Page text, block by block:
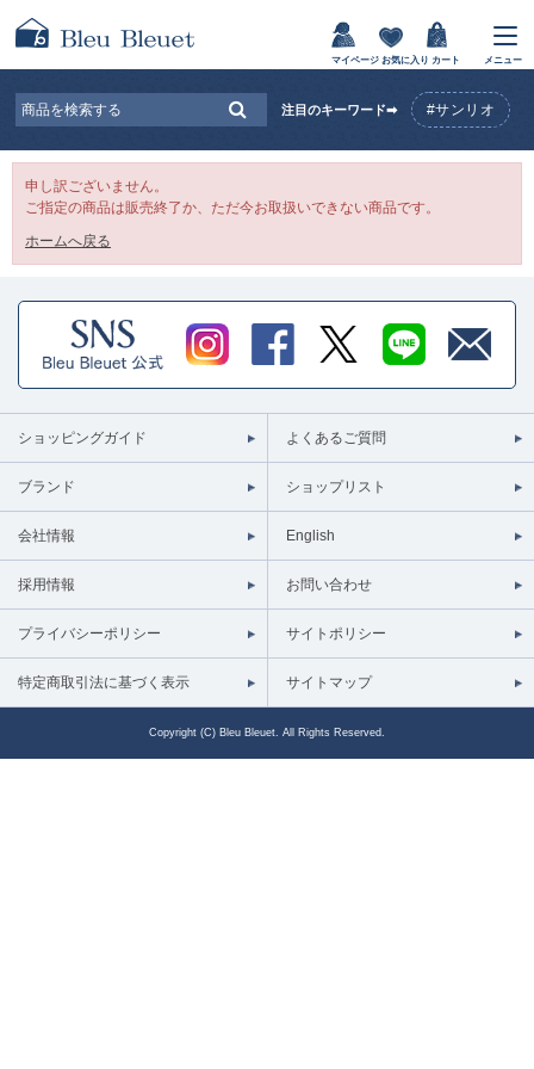
マイページ お気に入り カート メニュー
注目のキーワード➡ #サンリオ
申し訳ございません。
ご指定の商品は販売終了か、ただ今お取扱いできない商品です。
ホームへ戻る
ショッピングガイド よくあるご質問
ブランド ショップリスト
会社情報 English
採用情報 お問い合わせ
プライバシーポリシー サイトポリシー
特定商取引法に基づく表示 サイトマップ
Copyright (C) Bleu Bleuet. All Rights Reserved.